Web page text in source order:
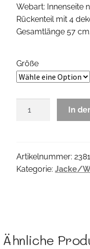
Webart: Innenseite
Rückenteil mit 4
Gesamtlänge 57
Größe
In
Artikelnummer: 2381
Kategorie:Jacke/
Ähnliche